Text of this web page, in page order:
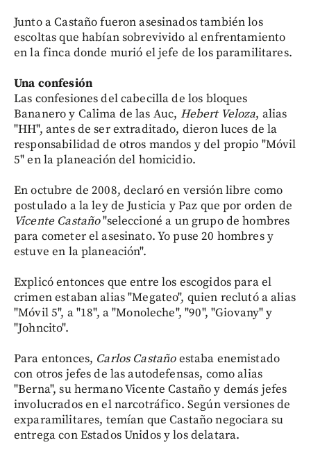
Junto a Castaño fueron asesinados también los
escoltas que habían sobrevivido al enfrentamiento
en la finca donde murió el jefe de los paramilitares.
Una confesión
Las confesiones del cabecilla de los bloques
Bananero y Calima de las Auc, Hebert Veloza, alias
"HH", antes de ser extraditado, dieron luces de la
responsabilidad de otros mandos y del propio "Móvil
5" en la planeación del homicidio.
En octubre de 2008, declaró en versión libre como
postulado a la ley de Justicia y Paz que por orden de
Vicente Castaño"seleccioné a un grupo de hombres
para cometer el asesinato. Yo puse 20 hombres y
estuve en la planeación".
Explicó entonces que entre los escogidos para el
crimen estaban alias "Megateo", quien reclutó a alias
"Móvil 5", a "18", a "Monoleche", "90", "Giovany" y
"Johncito".
Para entonces, Carlos Castañoestaba enemistado
con otros jefes de las autodefensas, como alias
"Berna", su hermano Vicente Castaño y demás jefes
involucrados en el narcotráfico. Según versiones de
exparamilitares, temían que Castaño negociara su
entrega con Estados Unidos y los delatara.